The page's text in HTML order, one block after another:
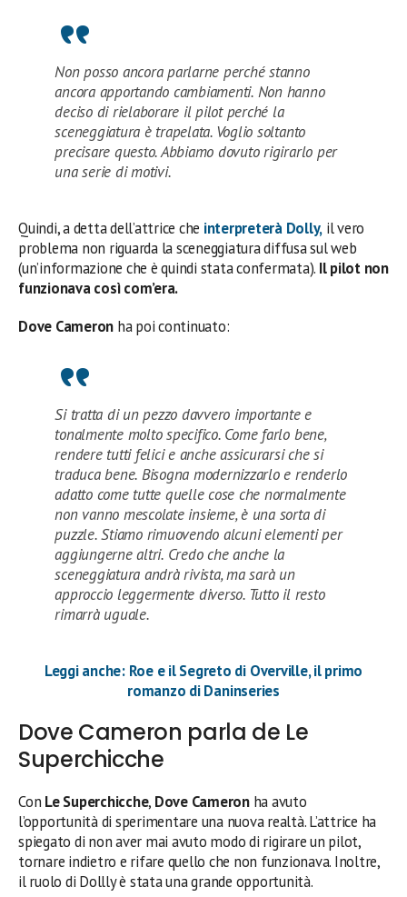
Non posso ancora parlarne perché stanno
ancora apportando cambiamenti. Non hanno
deciso di rielaborare il pilot perché la
sceneggiatura è trapelata. Voglio soltanto
precisare questo. Abbiamo dovuto rigirarlo per
una serie di motivi.
Quindi, a detta dell’attrice che interpreterà Dolly, il vero
problema non riguarda la sceneggiatura diffusa sul web
(un’informazione che è quindi stata confermata). Il pilot non
funzionava così com’era.
Dove Cameron ha poi continuato:
Si tratta di un pezzo davvero importante e
tonalmente molto specifico. Come farlo bene,
rendere tutti felici e anche assicurarsi che si
traduca bene. Bisogna modernizzarlo e renderlo
adatto come tutte quelle cose che normalmente
non vanno mescolate insieme, è una sorta di
puzzle. Stiamo rimuovendo alcuni elementi per
aggiungerne altri. Credo che anche la
sceneggiatura andrà rivista, ma sarà un
approccio leggermente diverso. Tutto il resto
rimarrà uguale.
Leggi anche: Roe e il Segreto di Overville, il primo
romanzo di Daninseries
Dove Cameron parla de Le
Superchicche
Con Le Superchicche, Dove Cameronha avuto
l’opportunità di sperimentare una nuova realtà. L’attrice ha
spiegato di non aver mai avuto modo di rigirare un pilot,
tornare indietro e rifare quello che non funzionava. Inoltre,
il ruolo di Dollly è stata una grande opportunità.